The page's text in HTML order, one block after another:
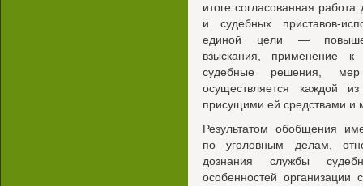
итоге согласованная
и судебных приставов-
единой цели —
взыскания, применение
судебные решения, мер
осуществляется каждой
присущими ей средствами и
Результатом обобщения
по уголовным делам,
дознания службы
особенностей организации